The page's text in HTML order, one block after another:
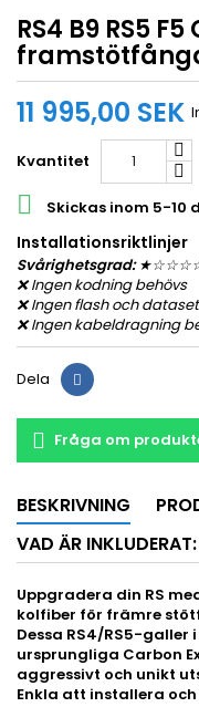
RS4 B9 RS5
11 995,00 SEK
Kvantitet
 Skickas inom 5-10
Installationsriktlinjer
Svårighetsgrad:★☆☆
❌ Ingen kodning behövs
❌ Ingen flash och
❌Ingen kabeldragning
Dela
Fråga om
BESKRIVNING
VAD ÄR INKLUDERAT:
Uppgradera din RS
kolfiber för främre
Dessa RS4/RS5-galler
ursprungliga Carbon
aggressivt och unikt
Enkla att installera